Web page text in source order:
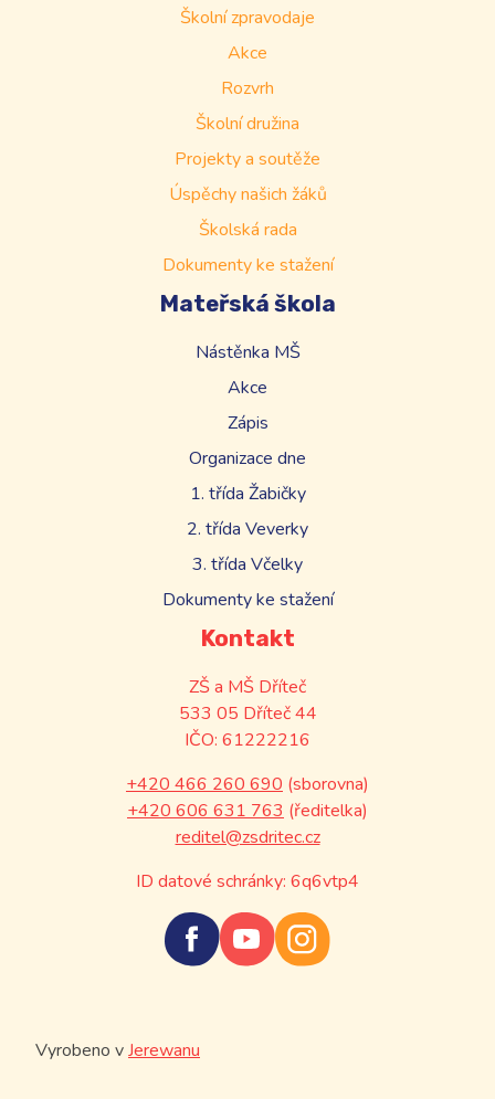
Školní zpravodaje
Akce
Rozvrh
Školní družina
Projekty a soutěže
Úspěchy našich žáků
Školská rada
Dokumenty ke stažení
Mateřská škola
Nástěnka MŠ
Akce
Zápis
Organizace dne
1. třída Žabičky
2. třída Veverky
3. třída Včelky
Dokumenty ke stažení
Kontakt
ZŠ a MŠ Dříteč
533 05 Dříteč 44
IČO: 61222216
+420 466 260 690 (sborovna)
+420 606 631 763 (ředitelka)
reditel@zsdritec.cz
ID datové schránky: 6q6vtp4
Vyrobeno vJerewanu